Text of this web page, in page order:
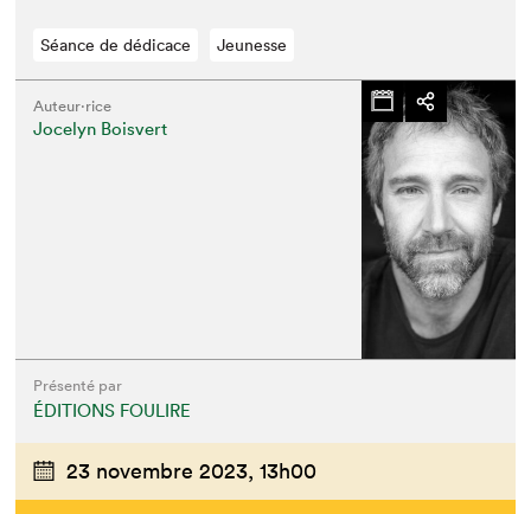
Séance de dédicace Jeunesse
Auteur·rice
Jocelyn Boisvert
Présenté par
ÉDITIONS FOULIRE
23 novembre 2023, 13h00